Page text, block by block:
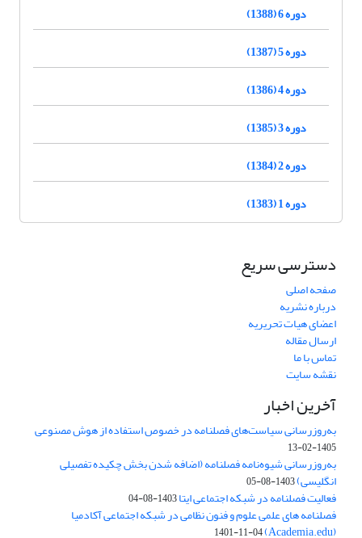
دوره 6 (1388)
دوره 5 (1387)
دوره 4 (1386)
دوره 3 (1385)
دوره 2 (1384)
دوره 1 (1383)
دسترسی سریع
صفحه اصلی
درباره نشریه
اعضای هیات تحریریه
ارسال مقاله
تماس با ما
نقشه سایت
آخرین اخبار
به‌روزرسانی سیاست‌های فصلنامه در خصوص استفاده از هوش مصنوعی
1405-02-13
به‌روزرسانی شیوه‌نامه فصلنامه (اضافه شدن بخش چکیده تفصیلی
انگلیسی)1403-08-05
فعالیت فصلنامه در شبکه اجتماعی ایتا1403-08-04
فصلنامه های علمی علوم و فنون نظامی در شبکه اجتماعی آکادمیا
(Academia.edu)
1401-11-04